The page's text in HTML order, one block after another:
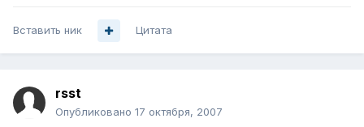
Вставить ник Цитата
rsst
Опубликовано 17 октября, 2007